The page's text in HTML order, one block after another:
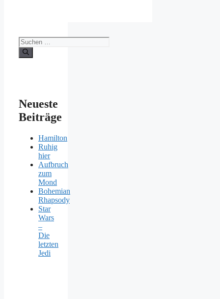
Suchen
nach:
Neueste
Beiträge
Hamilton
Ruhig
hier
Aufbruch
zum
Mond
Bohemian
Rhapsody
Star
Wars
–
Die
letzten
Jedi